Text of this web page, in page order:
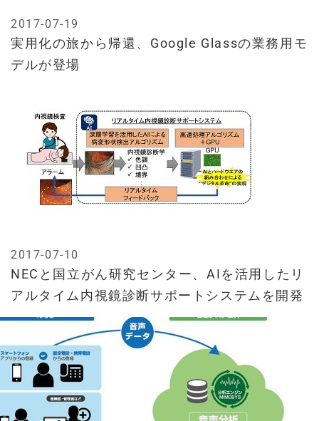
実用化の旅から帰還、Google Glassの業務用モ
デルが登場
2017-07-19
NECと国立がん研究センター、AIを活用したリ
アルタイム内視鏡診断サポートシステムを開発
2017-07-10